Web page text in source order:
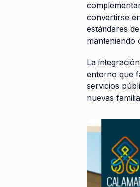
convertirse
estándares
manteniendo
La
entorno que
servicios
nuevas